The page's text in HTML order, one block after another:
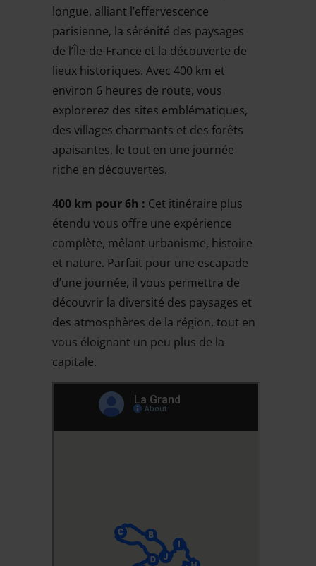
longue, alliant l’effervescence
parisienne, la sérénité des paysages
de l’Île-de-France et la découverte de
lieux historiques. Avec 400 km et
environ 6 heures de route, vous
explorerez des sites emblématiques,
des villages charmants et des forêts
apaisantes, le tout en une journée
riche en découvertes.
400 km pour 6h : Cet itinéraire plus
étendu vous offre une expérience
complète, mêlant urbanisme, histoire
et nature. Parfait pour une escapade
d’une journée, il vous permettra de
découvrir la diversité des paysages et
des atmosphères de la région, tout en
vous éloignant un peu plus de la
capitale.